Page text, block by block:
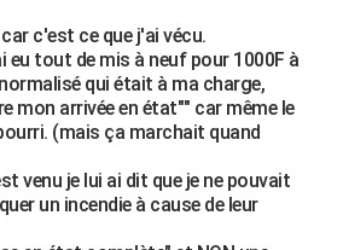
c'est ce que j'ai vécu.
eu tout de mis à neuf pour 1000F à
qui était à ma charge,
mon arrivée en état"" car même le
(mais ça marchait quand
venu je lui ai dit que je ne pouvait
un incendie à cause de leur